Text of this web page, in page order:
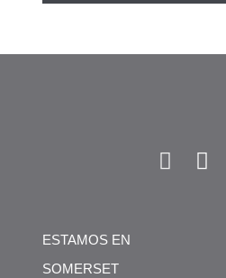
ESTAMOS EN
SOMERSET